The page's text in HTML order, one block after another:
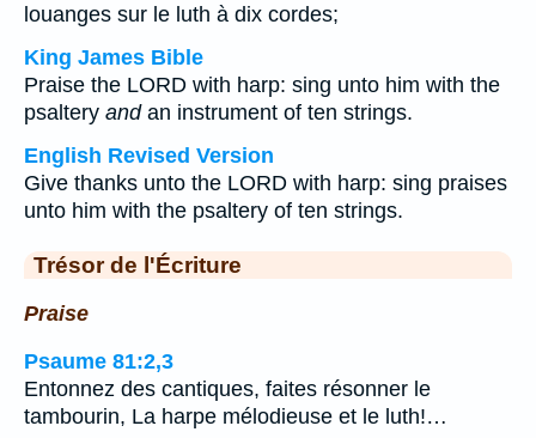
louanges sur le luth à dix cordes;
King James Bible
Praise the LORD with harp: sing unto him with the
psaltery andan instrument of ten strings.
English Revised Version
Give thanks unto the LORD with harp: sing praises
unto him with the psaltery of ten strings.
Trésor de l'Écriture
Praise
Psaume 81:2,3
Entonnez des cantiques, faites résonner le
tambourin, La harpe mélodieuse et le luth!…